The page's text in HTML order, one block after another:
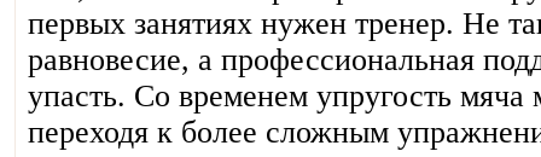
первых занятиях нужен тренер. Не
равновесие, а профессиональная
упасть. Со временем упругость мяча
переходя к более сложным